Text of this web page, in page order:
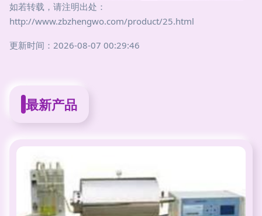
如若转载，请注明出处：
http://www.zbzhengwo.com/product/25.html
更新时间：2026-08-07 00:29:46
最新产品